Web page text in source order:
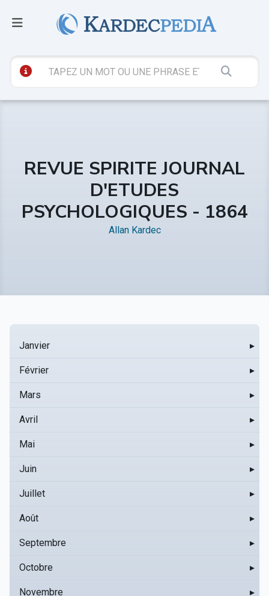
REVUE SPIRITE JOURNAL
D'ETUDES
PSYCHOLOGIQUES - 1864
Allan Kardec
Janvier ▸
Février ▸
Mars ▸
Avril ▸
Mai ▸
Juin ▸
Juillet ▸
Août ▸
Septembre ▸
Octobre ▸
Novembre ▸